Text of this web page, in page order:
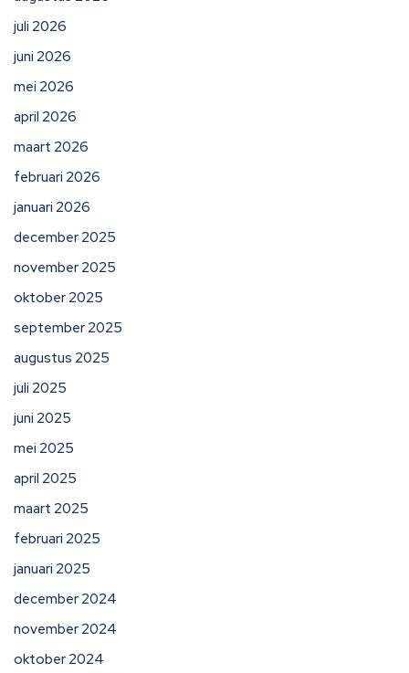
juli 2026
juni 2026
mei 2026
april 2026
maart 2026
februari 2026
januari 2026
december 2025
november 2025
oktober 2025
september 2025
augustus 2025
juli 2025
juni 2025
mei 2025
april 2025
maart 2025
februari 2025
januari 2025
december 2024
november 2024
oktober 2024